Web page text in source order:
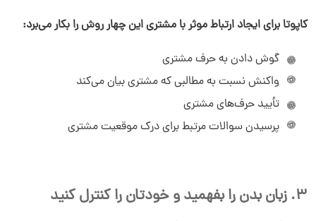
کاپوتا برای ایجاد ارتباط موثر با مشتری این چهار روش را بکار می‌برد:
گوش دادن به حرف مشتری
واکنش نسبت به مطالبی که مشتری بیان می‌کند
تأیید حرف‌های مشتری
پرسیدن سوالات مرتبط برای درک موقعیت مشتری
3. زبان بدن را بفهمید و خودتان را کنترل کنید